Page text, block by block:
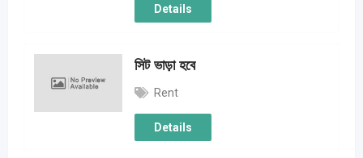
Details
সিট ভাড়া হবে
Rent
Details